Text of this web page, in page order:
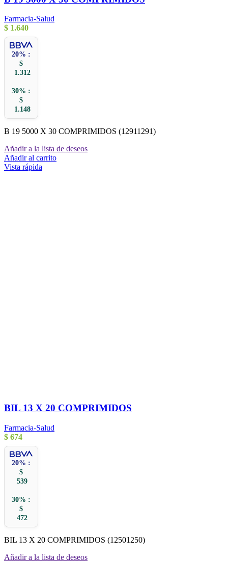
Farmacia-Salud
$ 1.640
20% :
$
1.312
30% :
$
1.148
B 19 5000 X 30 COMPRIMIDOS (12911291)
Añadir a la lista de deseos
Añadir al carrito
Vista rápida
BIL 13 X 20 COMPRIMIDOS
Farmacia-Salud
$ 674
20% :
$
539
30% :
$
472
BIL 13 X 20 COMPRIMIDOS (12501250)
Añadir a la lista de deseos